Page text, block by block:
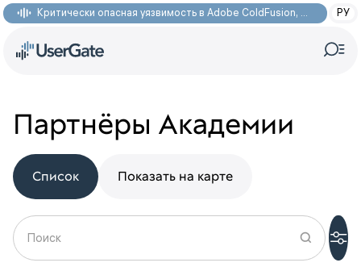
Критически опасная уязвимость в Adobe ColdFusion, позволяющая получить доступ к произвольным файлам: CVE-2026-48282 РУ
Партнёры Академии
Список Показать на карте